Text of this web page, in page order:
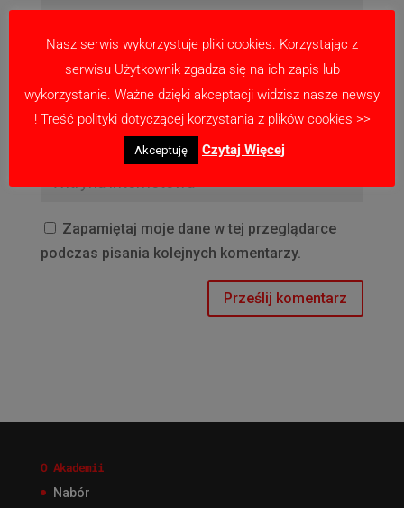
Zapamiętaj moje dane w tej przeglądarce
podczas pisania kolejnych komentarzy.
O Akademii
Nabór
Nasz serwis wykorzystuje pliki cookies. Korzystając z
serwisu Użytkownik zgadza się na ich zapis lub
wykorzystanie. Ważne dzięki akceptacji widzisz nasze newsy
! Treść polityki dotyczącej korzystania z plików cookies >>
Akceptuję Czytaj Więcej